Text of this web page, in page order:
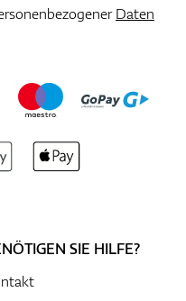
Daten
SIE HILFE?